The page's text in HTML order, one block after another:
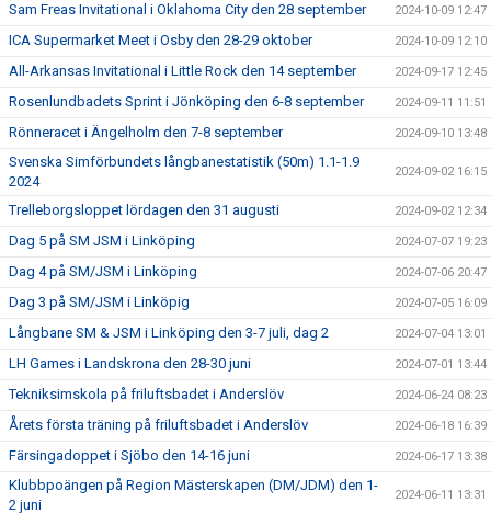
Sam Freas Invitational i Oklahoma City den 28 september 2024-10-09 12:47
ICA Supermarket Meet i Osby den 28-29 oktober 2024-10-09 12:10
All-Arkansas Invitational i Little Rock den 14 september 2024-09-17 12:45
Rosenlundbadets Sprint i Jönköping den 6-8 september 2024-09-11 11:51
Rönneracet i Ängelholm den 7-8 september 2024-09-10 13:48
Svenska Simförbundets långbanestatistik (50m) 1.1-1.9
2024
2024-09-02 16:15
Trelleborgsloppet lördagen den 31 augusti 2024-09-02 12:34
Dag 5 på SM JSM i Linköping 2024-07-07 19:23
Dag 4 på SM/JSM i Linköping 2024-07-06 20:47
Dag 3 på SM/JSM i Linköpig 2024-07-05 16:09
Långbane SM & JSM i Linköping den 3-7 juli, dag 2 2024-07-04 13:01
LH Games i Landskrona den 28-30 juni 2024-07-01 13:44
Tekniksimskola på friluftsbadet i Anderslöv 2024-06-24 08:23
Årets första träning på friluftsbadet i Anderslöv 2024-06-18 16:39
Färsingadoppet i Sjöbo den 14-16 juni 2024-06-17 13:38
Klubbpoängen på Region Mästerskapen (DM/JDM) den 1-
2 juni
2024-06-11 13:31